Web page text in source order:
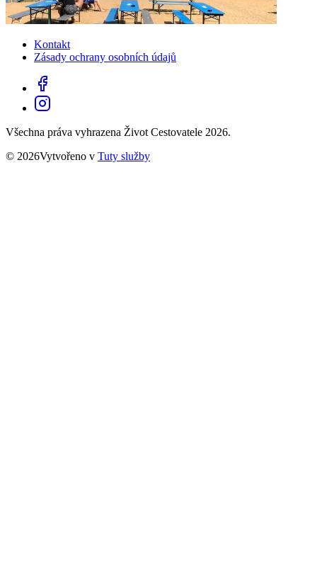
Kontakt
Zásady ochrany osobních údajů
Všechna práva vyhrazena Život Cestovatele 2026.
© 2026Vytvořeno v Tuty služby